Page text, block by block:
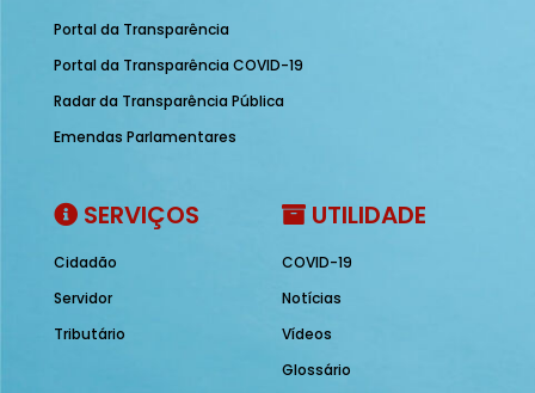
Portal da Transparência
Portal da Transparência COVID-19
Radar da Transparência Pública
Emendas Parlamentares
SERVIÇOS
Cidadão
Servidor
Tributário
UTILIDADE
COVID-19
Notícias
Vídeos
Glossário